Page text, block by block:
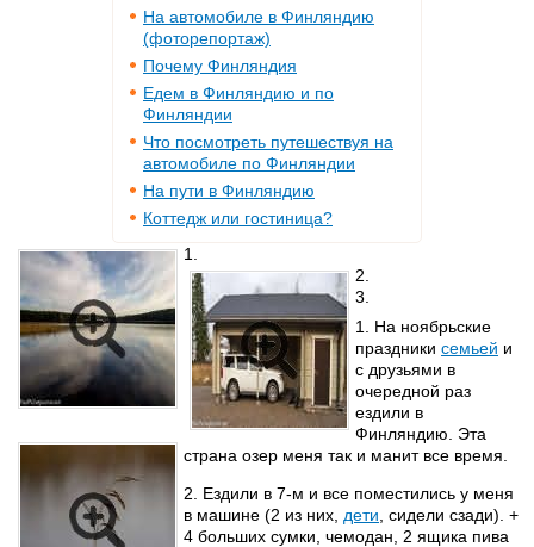
На автомобиле в Финляндию
(фоторепортаж)
Почему Финляндия
Едем в Финляндию и по
Финляндии
Что посмотреть путешествуя на
автомобиле по Финляндии
На пути в Финляндию
Коттедж или гостиница?
1.
2.
3.
1. На ноябрьские
праздники семьей и
с друзьями в
очередной раз
ездили в
Финляндию. Эта
страна озер меня так и манит все время.
2. Ездили в 7-м и все поместились у меня
в машине (2 из них, дети , сидели сзади). +
4 больших сумки, чемодан, 2 ящика пива